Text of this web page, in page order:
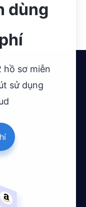
dùng
hồ sơ miễn
sử dụng